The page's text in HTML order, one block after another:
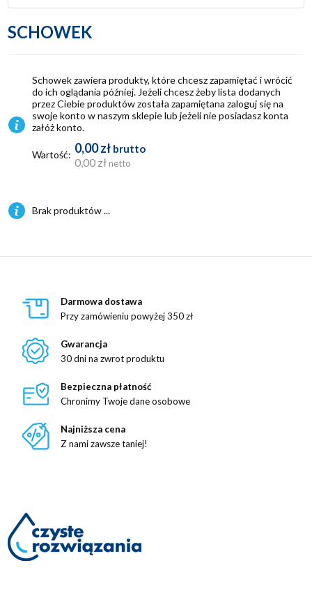
SCHOWEK
Schowek zawiera produkty, które chcesz zapamiętać i wrócić
do ich oglądania później. Jeżeli chcesz żeby lista dodanych
przez Ciebie produktów została zapamiętana zaloguj się na
swoje konto w naszym sklepie lub jeżeli nie posiadasz konta
załóż konto.
Wartość: 0,00 zł brutto
0,00 zł netto
Brak produktów ...
Darmowa dostawa
Przy zamówieniu powyżej 350 zł
Gwarancja
30 dni na zwrot produktu
Bezpieczna płatność
Chronimy Twoje dane osobowe
Najniższa cena
Z nami zawsze taniej!